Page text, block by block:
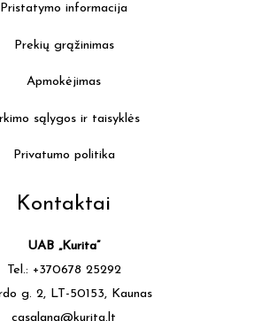
Pristatymo informacija
Prekių grąžinimas
Apmokėjimas
sąlygos ir taisyklės
Privatumo politika
Kontaktai
UAB „Kurita”
Tel.: +370678 25292
g. 2, LT-50153, Kaunas
casalana@kurita.lt